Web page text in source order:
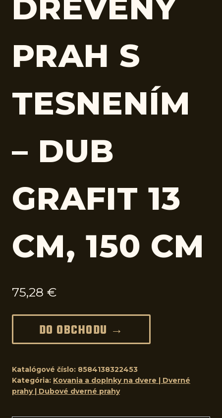
DREVENÝ
PRAH S
TESNENÍM
– DUB
GRAFIT 13
CM, 150 CM
75,28 €
DO OBCHODU →
Katalógové číslo: 8584138322453
Kategória: Kovania a doplnky na dvere | Dverné
prahy | Dubové dverné prahy